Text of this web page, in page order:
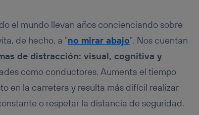
el mundo llevan años concienciando sobre
de hecho, a “no mirar abajo”. Nos cuentan
de distracción: visual, cognitiva y
como conductores. Aumenta el tiempo
en la carretera y resulta más difícil realizar
o respetar la distancia de seguridad.